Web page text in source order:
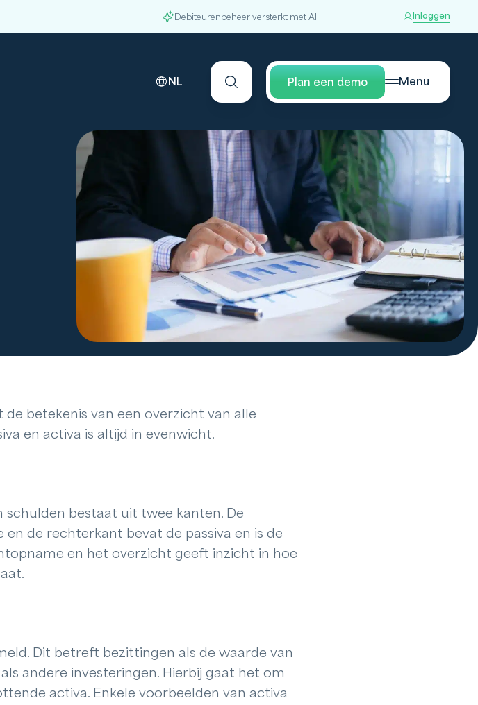
Debiteurenbeheer versterkt met AI Inloggen
NL Plan een demo Menu
betekenis van een overzicht van alle
en activa is altijd in evenwicht.
bestaat uit twee kanten. De
de rechterkant bevat de passiva en is de
en het overzicht geeft inzicht in hoe
Dit betreft bezittingen als de waarde van
andere investeringen. Hierbij gaat het om
activa. Enkele voorbeelden van activa